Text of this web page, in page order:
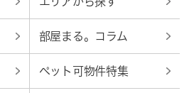
部屋まる。コラム
ペット可物件特集